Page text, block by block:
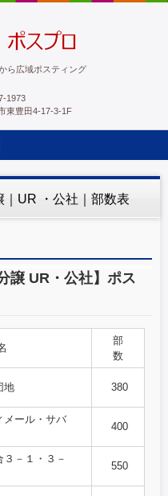
ィング100％
ら広域ポスティング
1973
東豊田4-17-3-1F
UR ・公社｜部数表
譲 UR・公社】ポス
部
数
地 380
ール・サバ
400
－１・３－
550